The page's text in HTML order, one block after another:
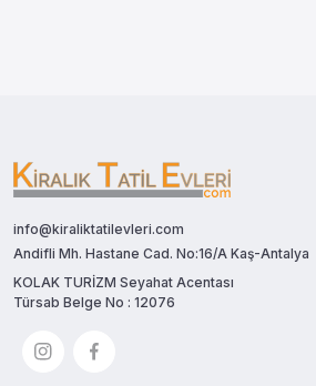
info@kiraliktatilevleri.com
Andifli Mh. Hastane Cad. No:16/A Kaş-Antalya
KOLAK TURİZM Seyahat Acentası
Türsab Belge No : 12076